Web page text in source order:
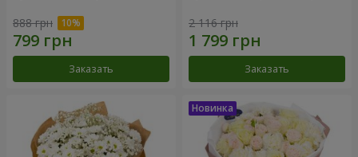
888 грн
Заказать
2 116 грн
Заказать